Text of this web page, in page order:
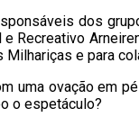
dos
Recreativo
e para
uma ovação em
o espetáculo?